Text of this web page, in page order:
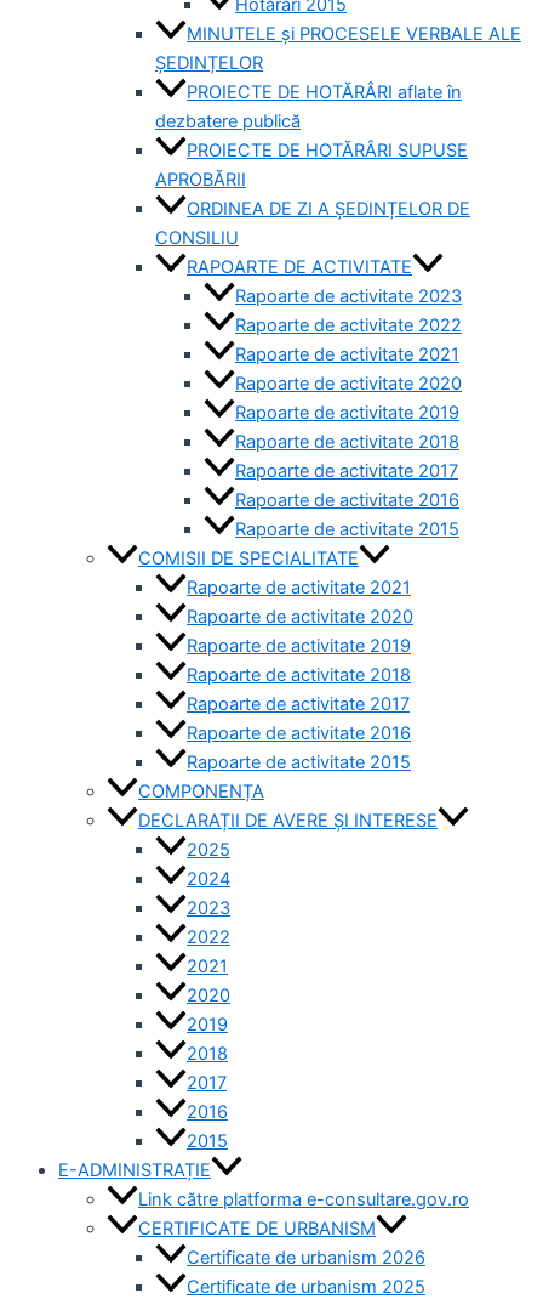
MINUTELE și PROCESELE VERBALE ALE
ȘEDINȚELOR
PROIECTE DE HOTĂRÂRI aflate în
dezbatere publică
PROIECTE DE HOTĂRÂRI SUPUSE
APROBĂRII
ORDINEA DE ZI A ȘEDINȚELOR DE
CONSILIU
RAPOARTE DE ACTIVITATE
Rapoarte de activitate 2023
Rapoarte de activitate 2022
Rapoarte de activitate 2021
Rapoarte de activitate 2020
Rapoarte de activitate 2019
Rapoarte de activitate 2018
Rapoarte de activitate 2017
Rapoarte de activitate 2016
Rapoarte de activitate 2015
COMISII DE SPECIALITATE
Rapoarte de activitate 2021
Rapoarte de activitate 2020
Rapoarte de activitate 2019
Rapoarte de activitate 2018
Rapoarte de activitate 2017
Rapoarte de activitate 2016
Rapoarte de activitate 2015
COMPONENȚA
DECLARAȚII DE AVERE ȘI INTERESE
2025
2024
2023
2022
2021
2020
2019
2018
2017
2016
2015
E-ADMINISTRAȚIE
Link către platforma e-consultare.gov.ro
CERTIFICATE DE URBANISM
Certificate de urbanism 2026
Certificate de urbanism 2025